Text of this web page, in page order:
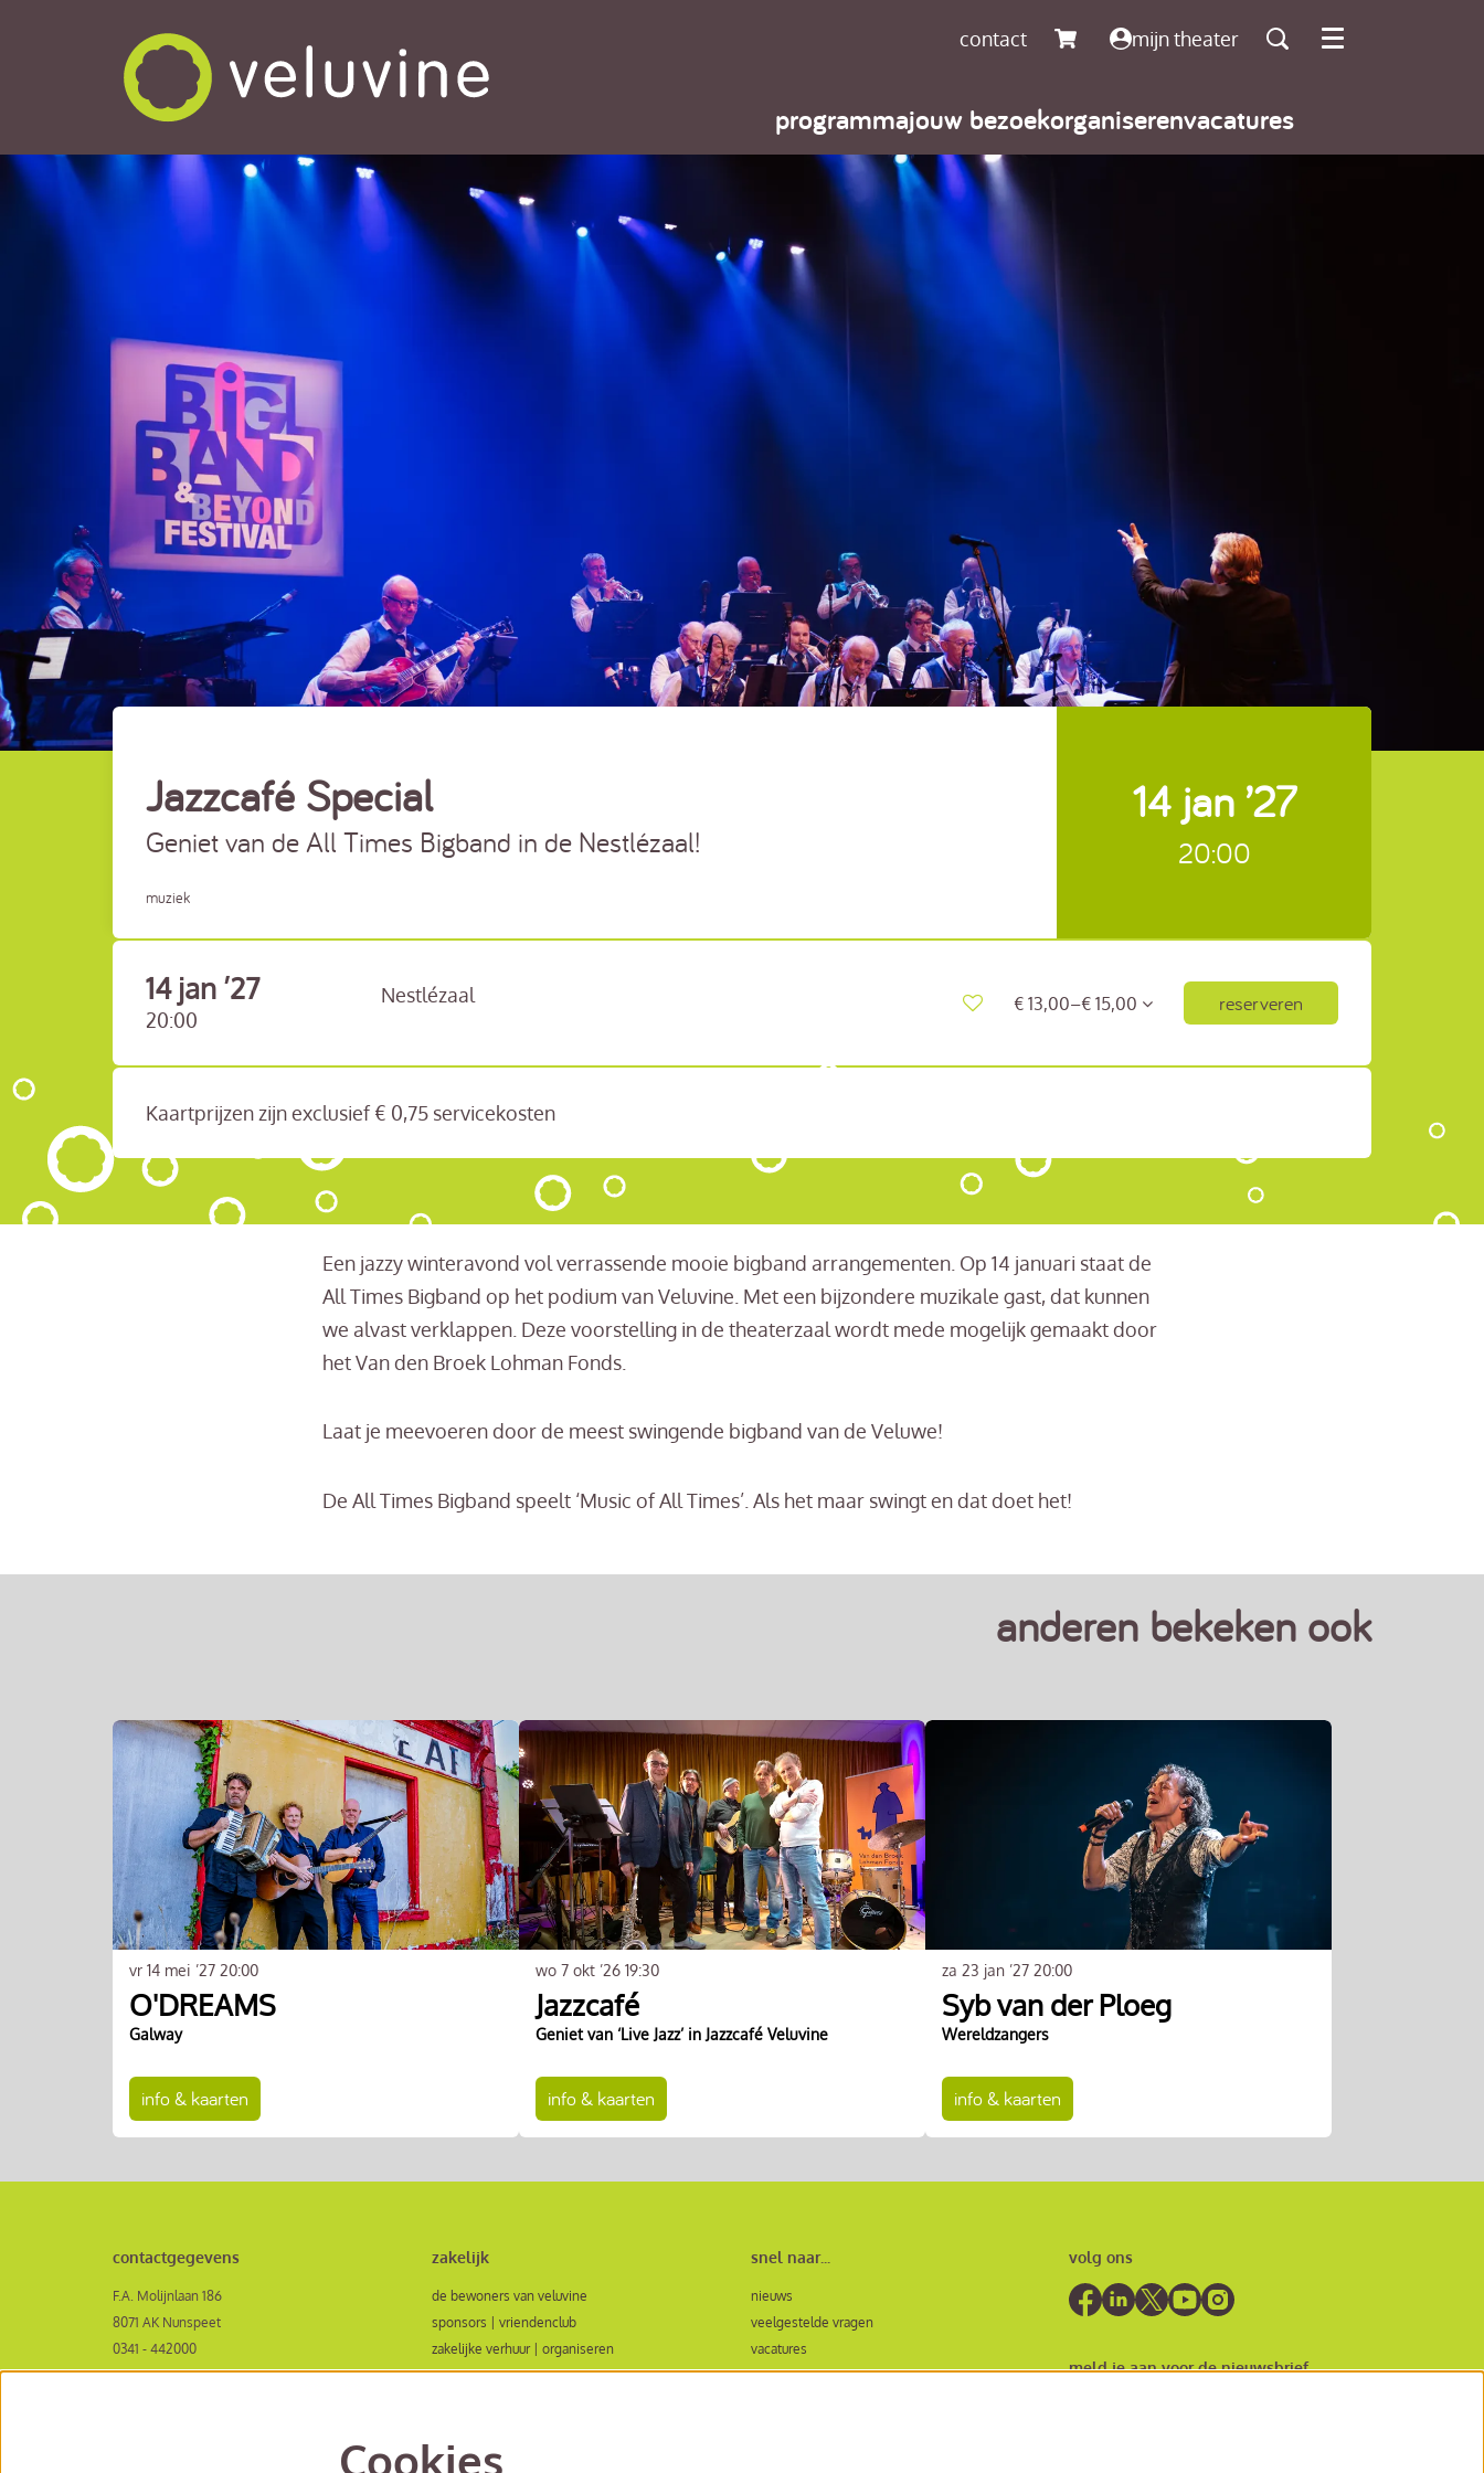
contact mijn theater
programmajouw bezoekorganiserenvacatures
Menu
Jazzcafé Special
Geniet van de All Times Bigband in de Nestlézaal!
muziek
14 jan ’27
20:00
14 jan ’27
20:00
Nestlézaal € 13,00–€ 15,00 reserveren
Kaartprijzen zijn exclusief € 0,75 servicekosten
Een jazzy winteravond vol verrassende mooie bigband arrangementen. Op 14 januari staat de
All Times Bigband op het podium van Veluvine. Met een bijzondere muzikale gast, dat kunnen
we alvast verklappen. Deze voorstelling in de theaterzaal wordt mede mogelijk gemaakt door
het Van den Broek Lohman Fonds.
Laat je meevoeren door de meest swingende bigband van de Veluwe!
De All Times Bigband speelt ‘Music of All Times’. Als het maar swingt en dat doet het!
anderen bekeken ook
O'DREAMS
Galway
vr 14 mei ’27 20:00
info & kaarten
Jazzcafé
Geniet van ‘Live Jazz’ in Jazzcafé Veluvine
wo 7 okt ’26 19:30
info & kaarten
Syb van der Ploeg
Wereldzangers
za 23 jan ’27 20:00
info & kaarten
contactgegevens
F.A. Molijnlaan 186
8071 AK Nunspeet
0341 - 442000
receptie@veluvinenunspeet.nl
zakelijk
de bewoners van veluvine
sponsors | vriendenclub
zakelijke verhuur | organiseren
aanvraagformulier zaalhuur en evenementen
snel naar...
nieuws
veelgestelde vragen
vacatures
bezoekersvoorwaarden
volg ons
meld je aan voor de nieuwsbrief
Cookies